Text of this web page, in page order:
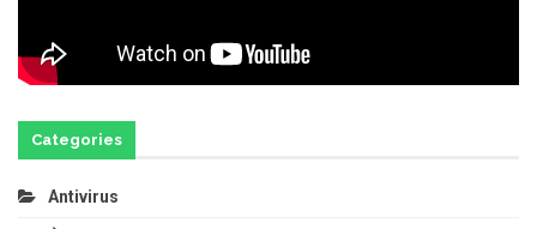
Categories
Antivirus